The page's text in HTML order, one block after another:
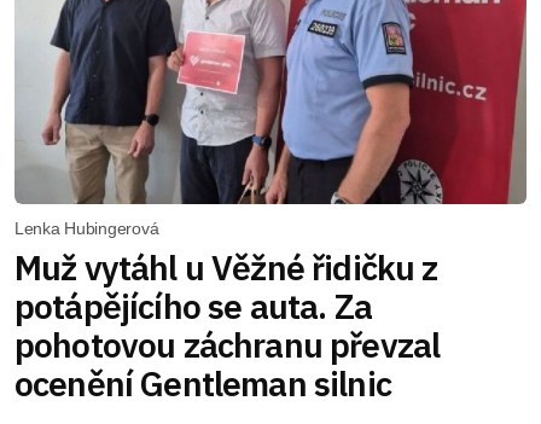
Lenka Hubingerová
Muž vytáhl u Věžné řidičku z
potápějícího se auta. Za
pohotovou záchranu převzal
ocenění Gentleman silnic